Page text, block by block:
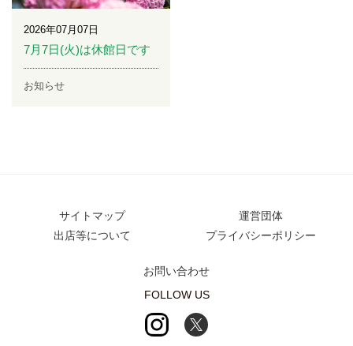
2026年07月07日
7月7日(火)は休館日です
お知らせ
サイトマップ
運営団体
出店等について
プライバシーポリシー
お問い合わせ
FOLLOW US